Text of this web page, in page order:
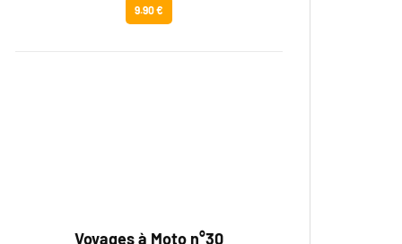
9.90 €
Voyages à Moto n°30